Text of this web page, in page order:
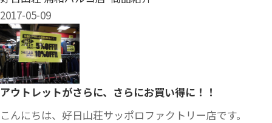
2017-05-09
アウトレットがさらに、さらにお買い得に！！
こんにちは、好日山荘サッポロファクトリー店です。